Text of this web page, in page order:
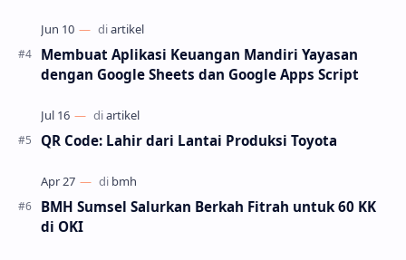
Membuat Aplikasi Keuangan Mandiri Yayasan
dengan Google Sheets dan Google Apps Script
QR Code: Lahir dari Lantai Produksi Toyota
BMH Sumsel Salurkan Berkah Fitrah untuk 60 KK
di OKI